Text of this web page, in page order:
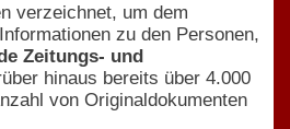
verzeichnet, um dem
zu den Personen,
Zeitungs- und
hinaus bereits über 4.000
von Originaldokumenten